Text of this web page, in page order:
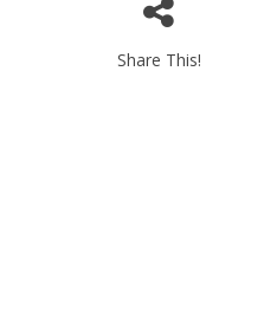
Share This!